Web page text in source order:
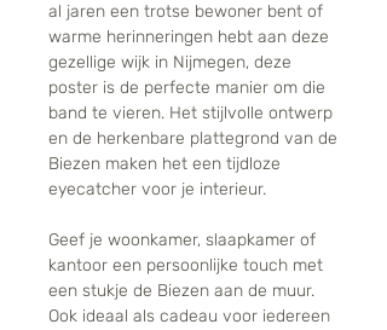
al jaren een trotse bewoner bent of
warme herinneringen hebt aan deze
gezellige wijk in Nijmegen, deze
poster is de perfecte manier om die
band te vieren. Het stijlvolle ontwerp
en de herkenbare plattegrond van de
Biezen maken het een tijdloze
eyecatcher voor je interieur.
Geef je woonkamer, slaapkamer of
kantoor een persoonlijke touch met
een stukje de Biezen aan de muur.
Ook ideaal als cadeau voor iedereen